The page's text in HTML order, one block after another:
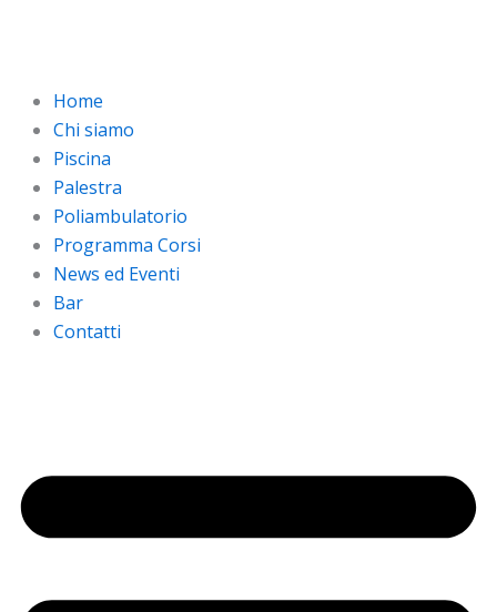
Home
Chi siamo
Piscina
Palestra
Poliambulatorio
Programma Corsi
News ed Eventi
Bar
Contatti